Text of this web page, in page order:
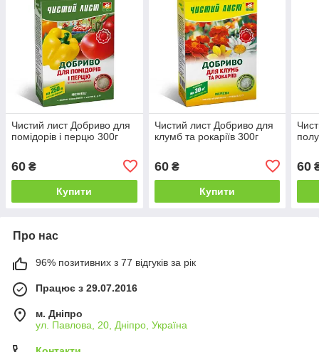
Чистий лист Добриво для
помідорів і перцю 300г
60 ₴
Купити
Чистий лист Добриво для
клумб та рокаріїв 300г
60₴
Купити
60
Про нас
96% позитивних з 77 відгуків за рік
Працює з 29.07.2016
м. Дніпро
ул. Павлова, 20, Дніпро, Україна